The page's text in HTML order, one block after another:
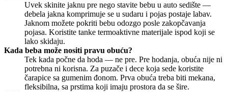
Uvek skinite jaknu pre nego stavite bebu u auto sedište —
debela jakna komprimuje se u sudaru i pojas postaje labav.
Jaknom možete pokriti bebu odozgo posle zakopčavanja
pojasa. Koristite tanke termoaktivne materijale ispod koji se
lako skidaju.
Kada beba može nositi pravu obuću?
Tek kada počne da hoda — ne pre. Pre hodanja, obuća nije ni
potrebna ni korisna. Za puzače i dece koja sede koristite
čarapice sa gumenim đonom. Prva obuća treba biti mekana,
fleksibilna, sa prstima koji imaju prostora da se šire.